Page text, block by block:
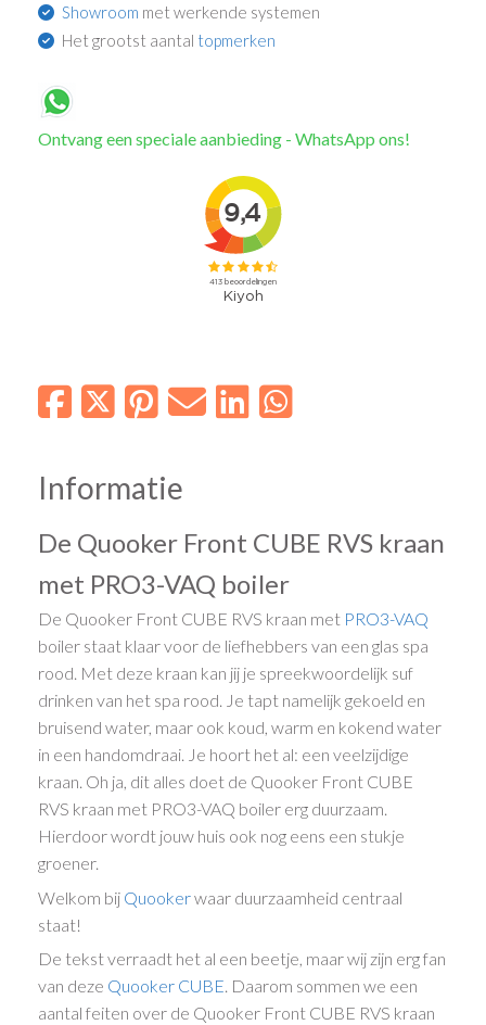
Showroom met werkende systemen
Het grootst aantal topmerken
Ontvang een speciale aanbieding - WhatsApp ons!
Informatie
De Quooker Front CUBE RVS kraan
met PRO3-VAQ boiler
De Quooker Front CUBE RVS kraan met PRO3-VAQ
boiler staat klaar voor de liefhebbers van een glas spa
rood. Met deze kraan kan jij je spreekwoordelijk suf
drinken van het spa rood. Je tapt namelijk gekoeld en
bruisend water, maar ook koud, warm en kokend water
in een handomdraai. Je hoort het al: een veelzijdige
kraan. Oh ja, dit alles doet de Quooker Front CUBE
RVS kraan met PRO3-VAQ boiler erg duurzaam.
Hierdoor wordt jouw huis ook nog eens een stukje
groener.
Welkom bij Quookerwaar duurzaamheid centraal
staat!
De tekst verraadt het al een beetje, maar wij zijn erg fan
van deze Quooker CUBE. Daarom sommen we een
aantal feiten over de Quooker Front CUBE RVS kraan